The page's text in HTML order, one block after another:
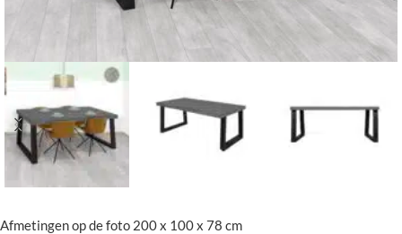
Afmetingen op de foto 200 x 100 x 78 cm